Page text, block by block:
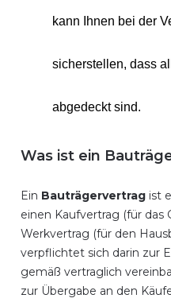
kann Ihnen bei der
sicherstellen, dass
abgedeckt sind.
Was ist ein
Ein Bauträgervertrag ist
einen Kaufvertrag (für das
Werkvertrag (für den
verpflichtet sich darin zur
gemäß vertraglich
zur Übergabe an den